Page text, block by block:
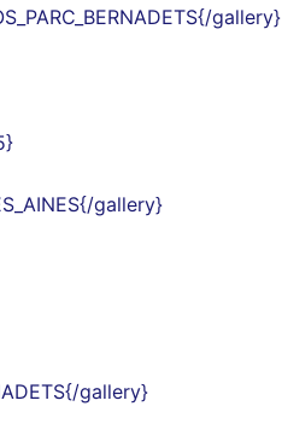
gallery}
}
gallery}
gallery}